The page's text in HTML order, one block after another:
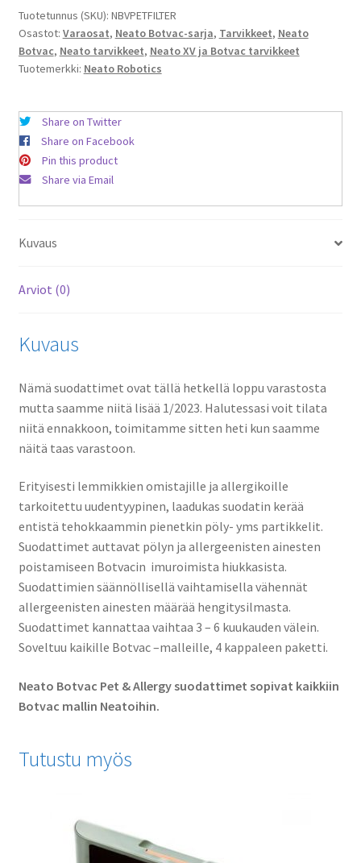
kpl
Pet
&
Allergy
suodatin
määrä
Tuotetunnus (SKU): NBVPETFILTER
Osastot: Varaosat, Neato Botvac-sarja, Tarvikkeet, Neato
Botvac, Neato tarvikkeet, Neato XV ja Botvac tarvikkeet
Tuotemerkki: Neato Robotics
Share on Twitter
Share on Facebook
Pin this product
Share via Email
Kuvaus
Arviot (0)
Kuvaus
Nämä suodattimet ovat tällä hetkellä loppu varastosta
mutta saamme niitä lisää 1/2023. Halutessasi voit tilata
niitä ennakkoon, toimitamme sitten heti kun saamme
näitä taas varastoon.
Erityisesti lemmikkien omistajille ja allergikoille
tarkoitettu uudentyypinen, laadukas suodatin kerää
entistä tehokkaammin pienetkin pöly- yms partikkelit.
Suodattimet auttavat pölyn ja allergeenisten ainesten
poistamiseen Botvacin imuroimista hiukkasista.
Suodattimien säännöllisellä vaihtamisella vähennät
allergeenisten ainesten määrää hengitysilmasta.
Suodattimet kannattaa vaihtaa 3 – 6 kuukauden välein.
Soveltuu kaikille Botvac –malleille, 4 kappaleen paketti.
Neato Botvac Pet & Allergy suodattimet sopivat kaikkiin
Botvac mallin Neatoihin.
Tutustu myös